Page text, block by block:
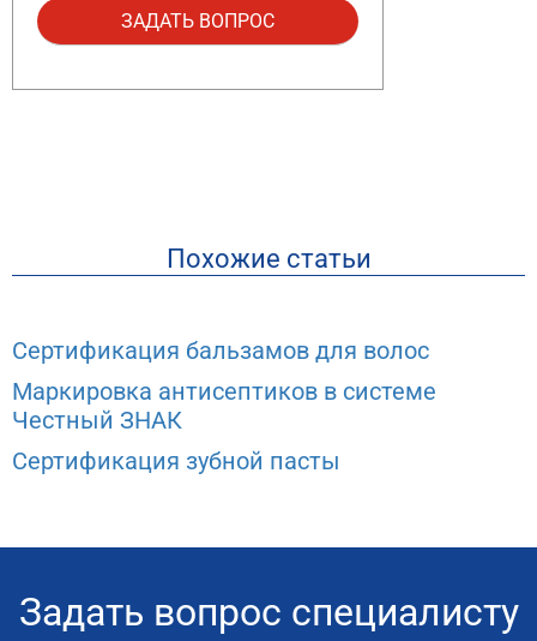
Похожие статьи
Сертификация бальзамов для волос
Маркировка антисептиков в системе
Честный ЗНАК
Сертификация зубной пасты
Задать вопрос специалисту